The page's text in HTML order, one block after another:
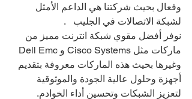
وفعال بحيث شركتنا هي الداعم الأمثل
لشبكة الاتصالات في الجليب   .
نوفر أفضل مقوي شبكة انترنت مميز من
وغيرها بحيث هذه الماركات معروفة بتقديم
أجهزة وحلول عالية الجودة والموثوقية
لتعزيز الشبكات وتحسين أداء الخوادم.